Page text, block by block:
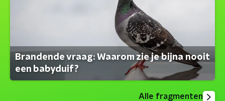
Brandende vraag: Waarom zie je bijna nooit
een babyduif?
Alle fragmenten